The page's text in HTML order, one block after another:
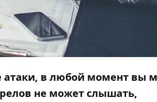
атаки, в любой момент вы
не может слышать,